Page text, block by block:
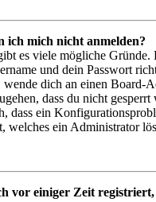
ich mich nicht anmelden?
es viele mögliche Gründe.
und dein Passwort
wende dich an einen Board-
dass du nicht
dass ein
welches ein Administrator
vor einiger Zeit